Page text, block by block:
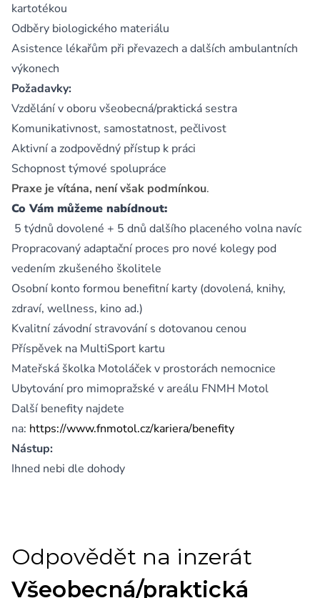
kartotékou
Odběry biologického materiálu
Asistence lékařům při převazech a dalších ambulantních
výkonech
Požadavky:
Vzdělání v oboru všeobecná/praktická sestra
Komunikativnost, samostatnost, pečlivost
Aktivní a zodpovědný přístup k práci
Schopnost týmové spolupráce
Praxe je vítána, není však podmínkou.
Co Vám můžeme nabídnout:
5 týdnů dovolené + 5 dnů dalšího placeného volna navíc
Propracovaný adaptační proces pro nové kolegy pod
vedením zkušeného školitele
Osobní konto formou benefitní karty (dovolená, knihy,
zdraví, wellness, kino ad.)
Kvalitní závodní stravování s dotovanou cenou
Příspěvek na MultiSport kartu
Mateřská školka Motoláček v prostorách nemocnice
Ubytování pro mimopražské v areálu FNMH Motol
Další benefity najdete
na: https://www.fnmotol.cz/kariera/benefity
Nástup:
Ihned nebi dle dohody